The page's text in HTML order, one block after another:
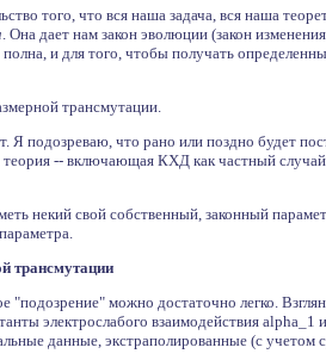
того, что вся наша задача, вся наша
. Она дает нам закон эволюции (закон
и для того, чтобы получать
трансмутации.
Я подозреваю, что рано или поздно будет
-- включающая КХД как частный
некий свой собственный, законный
трансмутации
"подозрение" можно достаточно легко.
электрослабого взаимодействия
данные, экстраполированные (с